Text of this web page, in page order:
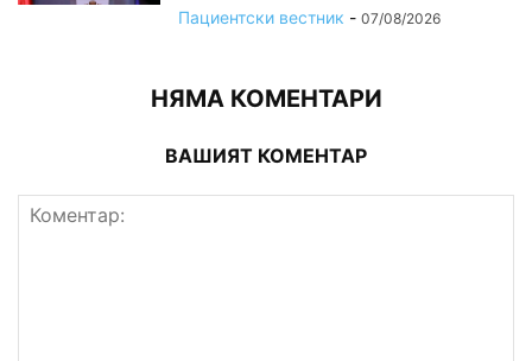
Пациентски вестник - 07/08/2026
НЯМА КОМЕНТАРИ
ВАШИЯТ КОМЕНТАР